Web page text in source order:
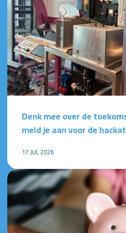
Denk mee over de
meld je aan voor de
17 JUL 2026